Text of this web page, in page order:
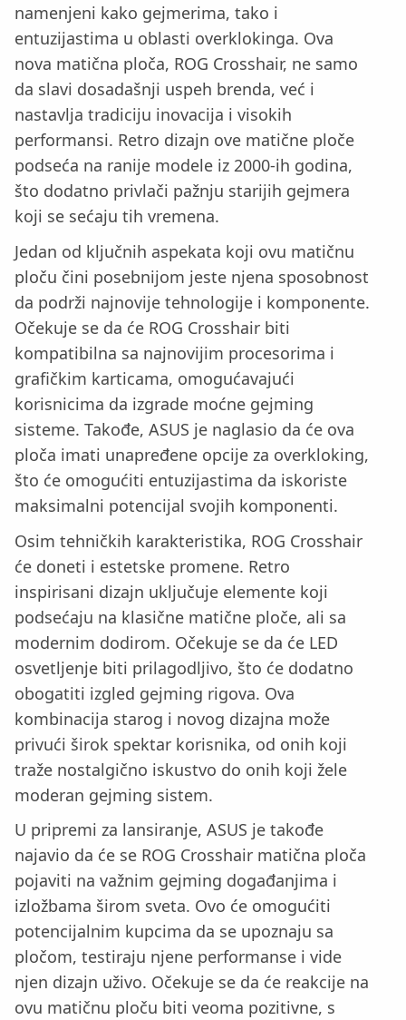
namenjeni kako gejmerima, tako i
entuzijastima u oblasti overklokinga. Ova
nova matična ploča, ROG Crosshair, ne samo
da slavi dosadašnji uspeh brenda, već i
nastavlja tradiciju inovacija i visokih
performansi. Retro dizajn ove matične ploče
podseća na ranije modele iz 2000-ih godina,
što dodatno privlači pažnju starijih gejmera
koji se sećaju tih vremena.
Jedan od ključnih aspekata koji ovu matičnu
ploču čini posebnijom jeste njena sposobnost
da podrži najnovije tehnologije i komponente.
Očekuje se da će ROG Crosshair biti
kompatibilna sa najnovijim procesorima i
grafičkim karticama, omogućavajući
korisnicima da izgrade moćne gejming
sisteme. Takođe, ASUS je naglasio da će ova
ploča imati unapređene opcije za overkloking,
što će omogućiti entuzijastima da iskoriste
maksimalni potencijal svojih komponenti.
Osim tehničkih karakteristika, ROG Crosshair
će doneti i estetske promene. Retro
inspirisani dizajn uključuje elemente koji
podsećaju na klasične matične ploče, ali sa
modernim dodirom. Očekuje se da će LED
osvetljenje biti prilagodljivo, što će dodatno
obogatiti izgled gejming rigova. Ova
kombinacija starog i novog dizajna može
privući širok spektar korisnika, od onih koji
traže nostalgično iskustvo do onih koji žele
moderan gejming sistem.
U pripremi za lansiranje, ASUS je takođe
najavio da će se ROG Crosshair matična ploča
pojaviti na važnim gejming događanjima i
izložbama širom sveta. Ovo će omogućiti
potencijalnim kupcima da se upoznaju sa
pločom, testiraju njene performanse i vide
njen dizajn uživo. Očekuje se da će reakcije na
ovu matičnu ploču biti veoma pozitivne, s